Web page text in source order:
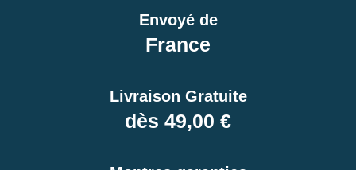
Envoyé de
France
Livraison Gratuite
dès 49,00 €